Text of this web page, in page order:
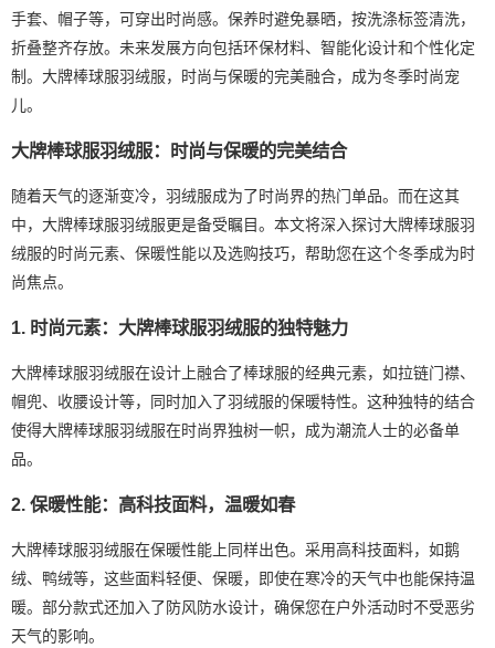
手套、帽子等，可穿出时尚感。保养时避免暴晒，按洗涤标签清洗，
折叠整齐存放。未来发展方向包括环保材料、智能化设计和个性化定
制。大牌棒球服羽绒服，时尚与保暖的完美融合，成为冬季时尚宠
儿。
大牌棒球服羽绒服：时尚与保暖的完美结合
随着天气的逐渐变冷，羽绒服成为了时尚界的热门单品。而在这其
中，大牌棒球服羽绒服更是备受瞩目。本文将深入探讨大牌棒球服羽
绒服的时尚元素、保暖性能以及选购技巧，帮助您在这个冬季成为时
尚焦点。
1. 时尚元素：大牌棒球服羽绒服的独特魅力
大牌棒球服羽绒服在设计上融合了棒球服的经典元素，如拉链门襟、
帽兜、收腰设计等，同时加入了羽绒服的保暖特性。这种独特的结合
使得大牌棒球服羽绒服在时尚界独树一帜，成为潮流人士的必备单
品。
2. 保暖性能：高科技面料，温暖如春
大牌棒球服羽绒服在保暖性能上同样出色。采用高科技面料，如鹅
绒、鸭绒等，这些面料轻便、保暖，即使在寒冷的天气中也能保持温
暖。部分款式还加入了防风防水设计，确保您在户外活动时不受恶劣
天气的影响。